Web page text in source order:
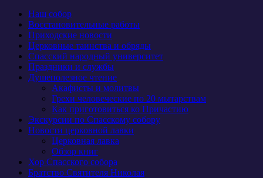
Наш собор
Восстановительные работы
Приходские новости
Церковные таинства и обряды
Спасский народный университет
Праздники и службы
Душеполезное чтение
Акафисты и молитвы
Грехи человеческие по 20 мытарствам
Как приготовиться ко Причастию
Экскурсии по Спасскому собору
Новости церковной лавки
Церковная лавка
Обзор книг
Хор Спасского собора
Братство Святителя Николая